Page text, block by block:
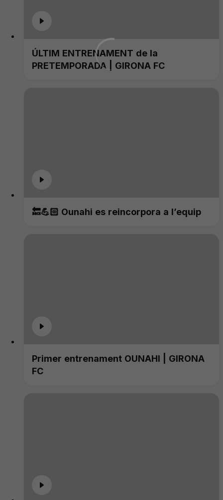
ÚLTIM ENTRENAMENT de la
PRETEMPORADA | GIRONA FC
🔙💪🏻 Ounahi es reincorpora a l’equip
Primer entrenament OUNAHI | GIRONA
FC